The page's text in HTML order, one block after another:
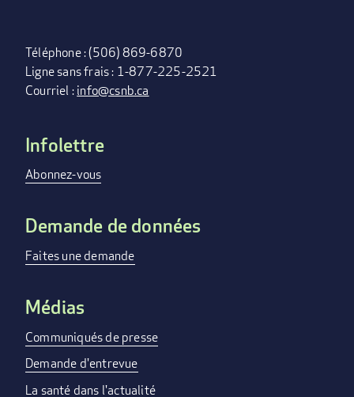
Téléphone : (506) 869-6870
Ligne sans frais : 1-877-225-2521
Courriel :info@csnb.ca
FOOTER
MENU
Infolettre
Abonnez-vous
Demande de données
Faites une demande
Médias
Communiqués de presse
Demande d'entrevue
La santé dans l'actualité